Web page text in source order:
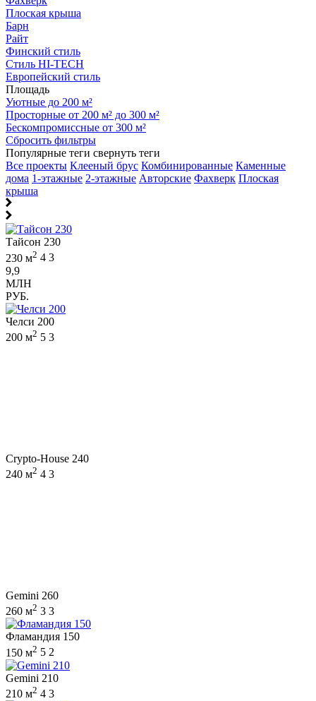
Плоская крыша
Барн
Райт
Финский стиль
Стиль HI-TECH
Европейский стиль
Площадь
Уютные до 200 м²
Просторные от 200 м² до 300 м²
Бескомпромиссные от 300 м²
Сбросить фильтры
Популярные теги свернуть теги
Все проекты Клееный брус Комбинированные Каменные
дома 1-этажные 2-этажные Авторские Фахверк Плоская
крыша
Тайсон 230
230 м2 4 3
9,9
МЛН
РУБ.
Челси 200
200 м2 5 3
Crypto-House 240
240 м2 4 3
Gemini 260
260 м2 3 3
Фламандия 150
150 м2 5 2
Gemini 210
210 м2 4 3